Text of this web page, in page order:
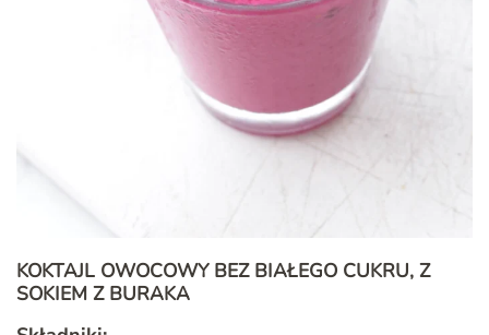
KOKTAJL OWOCOWY BEZ BIAŁEGO CUKRU, Z
SOKIEM Z BURAKA